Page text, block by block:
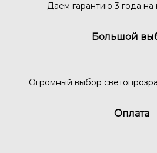
Даем гарантию 3 года
Большой
Огромный выбор
Оплата